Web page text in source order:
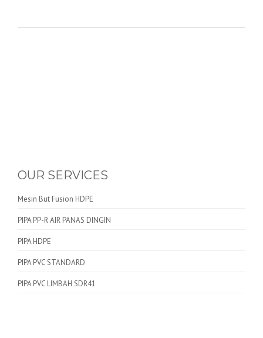
OUR SERVICES
Mesin But Fusion HDPE
PIPA PP-R AIR PANAS DINGIN
PIPA HDPE
PIPA PVC STANDARD
PIPA PVC LIMBAH SDR41